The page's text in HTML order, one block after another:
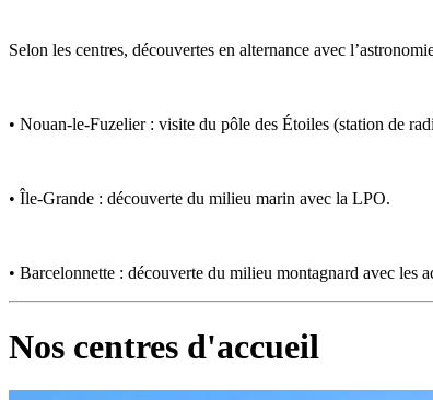
Selon les centres, découvertes en alternance avec
• Nouan-le-Fuzelier : visite du pôle des Étoiles (station de
• Île-Grande : découverte du milieu marin avec la LPO.
• Barcelonnette : découverte du milieu montagnard avec les
Nos centres d'accueil